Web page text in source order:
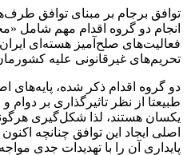
توافق برجام بر مبنای توافق
انجام دو گروه اقدام مهم شامل
فعالیت‌های صلح‌آمیز هسته‌ای
تحریم‌های غیرقانونی علیه
دو گروه اقدام ذکر شده، پایه‌های
طبیعتا از نظر تاثیرگذاری بر
یکسان هستند، لذا شکل‌گیری
اصلی ایجاد این توافق چنانچه
پایداری آن را با تهدیدات جدی